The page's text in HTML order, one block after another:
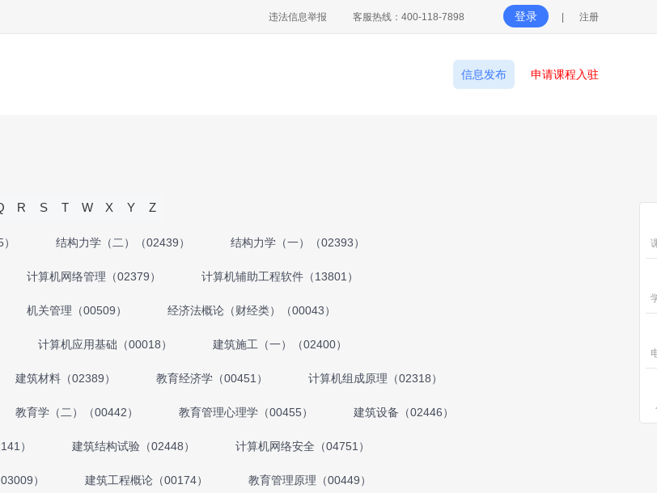
违法信息举报 客服热线：400-118-7898 登录 注册
信息发布 申请课程入驻
R S T W X Y Z
结构力学（二）（02439） 结构力学（一）（02393）
计算机网络管理（02379） 计算机辅助工程软件（13801）
机关管理（00509） 经济法概论（财经类）（00043）
计算机应用基础（00018） 建筑施工（一）（02400）
建筑材料（02389） 教育经济学（00451） 计算机组成原理（02318）
教育学（二）（00442） 教育管理心理学（00455） 建筑设备（02446）
） 建筑结构试验（02448） 计算机网络安全（04751）
） 建筑工程概论（00174） 教育管理原理（00449）